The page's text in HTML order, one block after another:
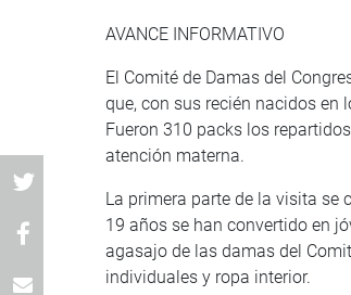
AVANCE INFORMATIVO
El Comité de Damas del
que, con sus recién nacidos en
Fueron 310 packs los
atención materna.
La primera parte de la visita se
19 años se han convertido en
agasajo de las damas del
individuales y ropa interior.